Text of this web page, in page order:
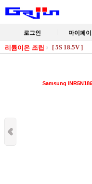
로그인 마이페
리튬이온 조립 [ 5S 18.5V ]
Samsung